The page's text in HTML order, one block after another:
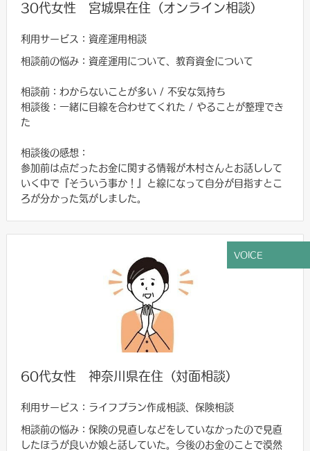
30代女性 宮城県在住（オンライン相談）
利用サービス：資産運用相談
相談前の悩み：資産運用について、教育資金について
相談前：わからないことが多い / 不安な気持ち
相談後：一緒に目線を合わせてくれた / やることが整理でき
た
相談後の感想：
参加前は点だったお金に関する情報が木村さんとお話しして
いく中で『そういう事か！』と線になって自分が目指すとこ
ろが分かった気がしました。
60代女性 神奈川県在住（対面相談）
利用サービス：ライフプラン作成相談、保険相談
相談前の悩み：保険の見直しなどをしていなかったので見直
したほうが良いか娘と話していた。今後のお金のことで漠然
VOICE